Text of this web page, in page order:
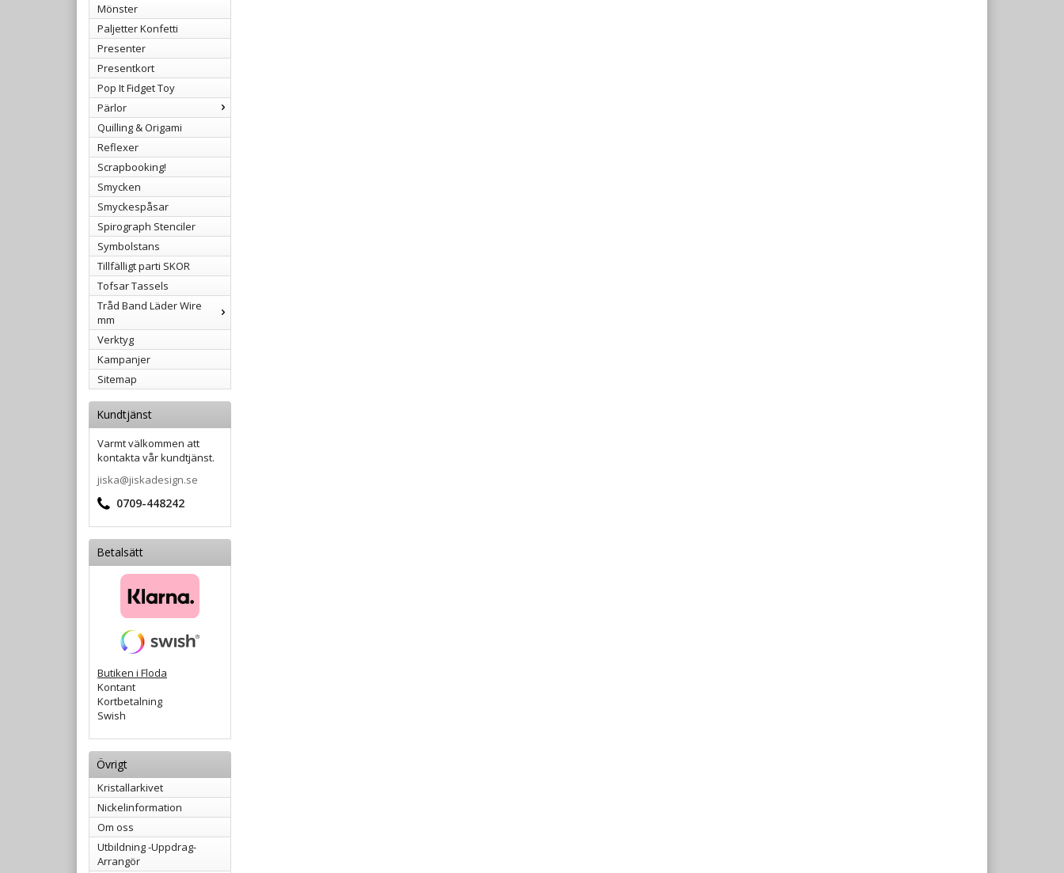
Mönster
Paljetter Konfetti
Presenter
Presentkort
Pop It Fidget Toy
Pärlor
Quilling & Origami
Reflexer
Scrapbooking!
Smycken
Smyckespåsar
Spirograph Stenciler
Symbolstans
Tillfälligt parti SKOR
Tofsar Tassels
Tråd Band Läder Wire
mm
Verktyg
Kampanjer
Sitemap
Kundtjänst
Varmt välkommen att
kontakta vår kundtjänst.
jiska@jiskadesign.se
0709-448242
Betalsätt
Butiken i Floda
Kontant
Kortbetalning
Swish
Övrigt
Kristallarkivet
Nickelinformation
Om oss
Utbildning -Uppdrag-
Arrangör